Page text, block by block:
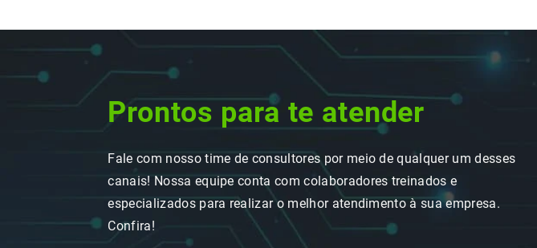
Prontos para te atender
Fale com nosso time de consultores por meio de qualquer um desses
canais! Nossa equipe conta com colaboradores treinados e
especializados para realizar o melhor atendimento à sua empresa.
Confira!